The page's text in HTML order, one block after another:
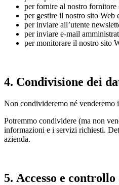
per fornire al nostro fornitore
per gestire il nostro sito
per inviare all’utente
per inviare e-mail
per monitorare il nostro sito
4. Condivisione dei
Non condivideremo né venderemo
Potremmo condividere (ma non
informazioni e i servizi richiesti.
azienda.
5. Accesso e